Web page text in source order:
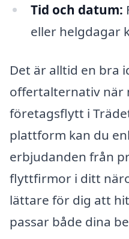
Tid och datum:
eller helgdagar
Det är alltid en bra
offertalternativ när
företagsflytt i
plattform kan du
erbjudanden från
flyttfirmor i ditt
lättare för dig att
passar både dina